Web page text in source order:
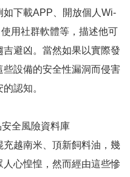
下載APP、開放個人Wi-
用社群軟體等，描述他可
避凶。當然如果以實際發
設備的安全性漏洞而侵害
認知。
全風險資料庫
越南米、頂新飼料油，幾
心惶惶，然而經由這些慘